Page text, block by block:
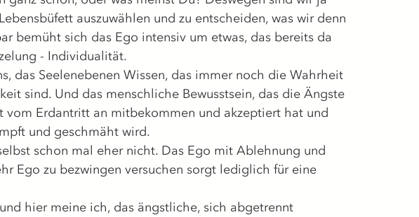
auszuwählen und zu entscheiden, was wir denn
bemüht sich das Ego intensiv um etwas, das bereits da
- Individualität.
das Seelenebenen Wissen, das immer noch die Wahrheit
sind. Und das menschliche Bewusstsein, das die Ängste
vom Erdantritt an mitbekommen und akzeptiert hat und
und geschmäht wird.
schon mal eher nicht. Das Ego mit Ablehnung und
Ego zu bezwingen versuchen sorgt lediglich für eine
hier meine ich, das ängstliche, sich abgetrennt